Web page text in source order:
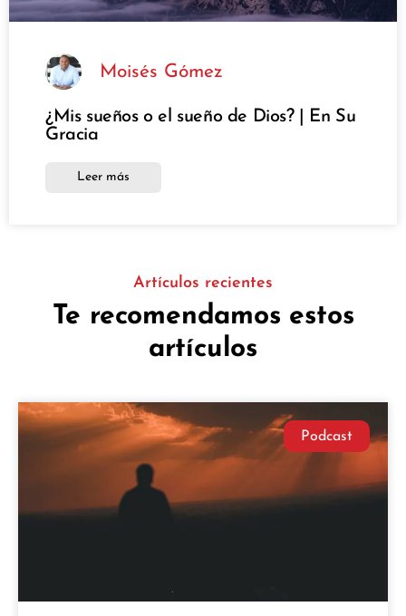
Moisés Gómez
¿Mis sueños o el sueño de Dios? | En Su
Gracia
Leer más
Artículos recientes
Te recomendamos estos
artículos
Podcast